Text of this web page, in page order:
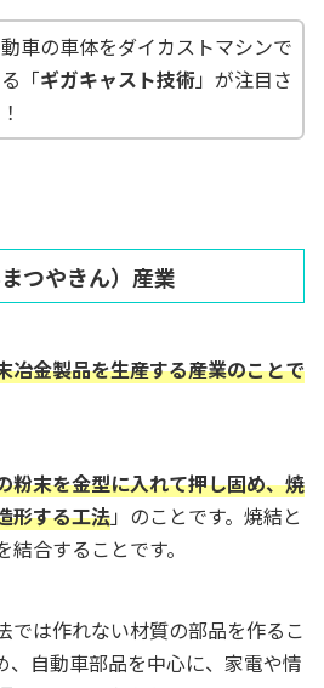
車の車体をダイカストマシンで
「ギガキャスト技術」が注目さ
つやきん）産業
冶金製品を生産する産業のことで
粉末を金型に入れて押し固め、焼
形する工法」のことです。焼結と
合することです。
では作れない材質の部品を作るこ
、自動車部品を中心に、家電や情